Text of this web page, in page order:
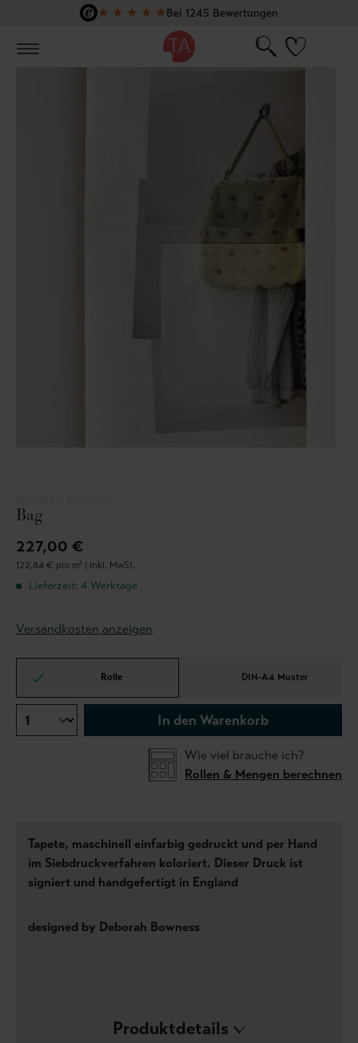
Zum Hauptinhalt springen
★ ★ ★ ★ ★Bei 1245 Bewertungen
Bag
227,00 €
122,84 € pro m² | inkl. MwSt.
Lieferzeit: 4 Werktage
Versandkosten anzeigen
Rolle DIN-A4 Muster
In den Warenkorb
Wie viel brauche ich?
Rollen & Mengen berechnen
Tapete, maschinell einfarbig gedruckt und per Hand
im Siebdruckverfahren koloriert. Dieser Druck ist
signiert und handgefertigt in England
designed by Deborah Bowness
Produktdetails